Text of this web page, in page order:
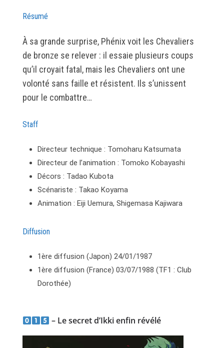
Résumé
À sa grande surprise, Phénix voit les Chevaliers
de bronze se relever : il essaie plusieurs coups
qu’il croyait fatal, mais les Chevaliers ont une
volonté sans faille et résistent. Ils s’unissent
pour le combattre…
Staff
Directeur technique : Tomoharu Katsumata
Directeur de l’animation : Tomoko Kobayashi
Décors : Tadao Kubota
Scénariste : Takao Koyama
Animation : Eiji Uemura, Shigemasa Kajiwara
Diffusion
1ère diffusion (Japon) 24/01/1987
1ère diffusion (France) 03/07/1988 (TF1 : Club
Dorothée)
– Le secret d’Ikki enfin révélé